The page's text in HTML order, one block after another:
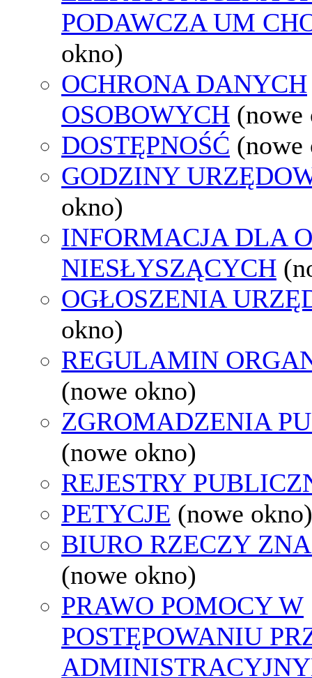
PODAWCZA UM
okno)
OCHRONA DANYCH
OSOBOWYCH (nowe
DOSTĘPNOŚĆ (nowe
GODZINY
okno)
INFORMACJA DLA
NIESŁYSZĄCYCH
OGŁOSZENIA
okno)
REGULAMIN
(nowe okno)
ZGROMADZENIA
(nowe okno)
REJESTRY
PETYCJE (nowe okno)
BIURO RZECZY
(nowe okno)
PRAWO POMOCY W
POSTĘPOWANIU